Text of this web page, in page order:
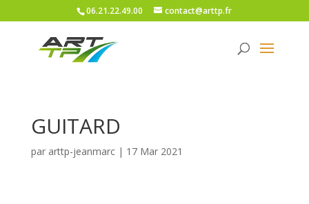
06.21.22.49.00 contact@arttp.fr
GUITARD
par arttp-jeanmarc| 17 Mar 2021